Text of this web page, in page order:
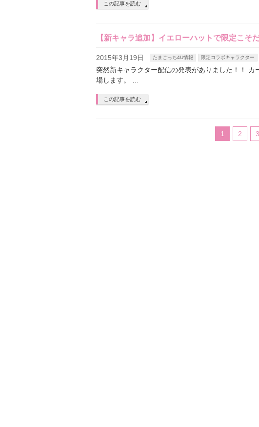
この記事を読む
【新キャラ追加】イエローハットで限定こそ
2015年3月19日 たまごっち4U情報 限定コラボキャラクター
突然新キャラクター配信の発表がありました！！
場します。 …
この記事を読む
1 2 3